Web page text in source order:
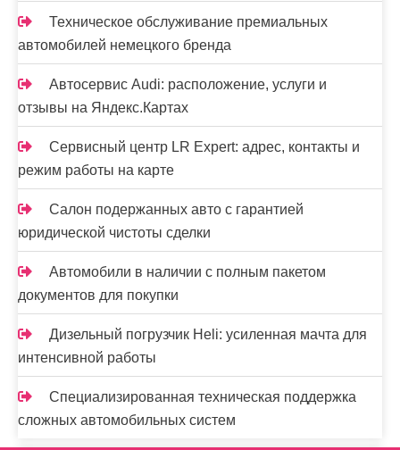
Техническое обслуживание премиальных
автомобилей немецкого бренда
Автосервис Audi: расположение, услуги и
отзывы на Яндекс.Картах
Сервисный центр LR Expert: адрес, контакты и
режим работы на карте
Салон подержанных авто с гарантией
юридической чистоты сделки
Автомобили в наличии с полным пакетом
документов для покупки
Дизельный погрузчик Heli: усиленная мачта для
интенсивной работы
Специализированная техническая поддержка
сложных автомобильных систем